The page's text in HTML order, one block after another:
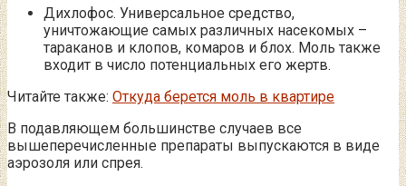
Дихлофос. Универсальное средство,
уничтожающие самых различных насекомых –
тараканов и клопов, комаров и блох. Моль также
входит в число потенциальных его жертв.
Читайте также: Откуда берется моль в квартире
В подавляющем большинстве случаев все
вышеперечисленные препараты выпускаются в виде
аэрозоля или спрея.